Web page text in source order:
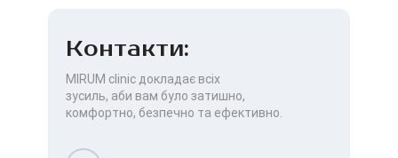
Контакти:
MIRUM clinic докладає всіх
зусиль, аби вам було затишно,
комфортно, безпечно та ефективно.